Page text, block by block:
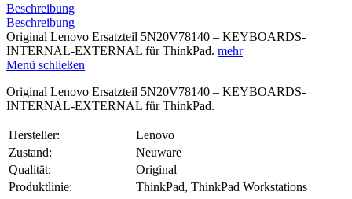
Beschreibung
Beschreibung
Original Lenovo Ersatzteil 5N20V78140 – KEYBOARDS-
INTERNAL-EXTERNAL für ThinkPad. mehr
Menü schließen
Original Lenovo Ersatzteil 5N20V78140 – KEYBOARDS-
INTERNAL-EXTERNAL für ThinkPad.
Hersteller:
Lenovo
Zustand:
Neuware
Qualität:
Original
Produktlinie:
ThinkPad, ThinkPad Workstations